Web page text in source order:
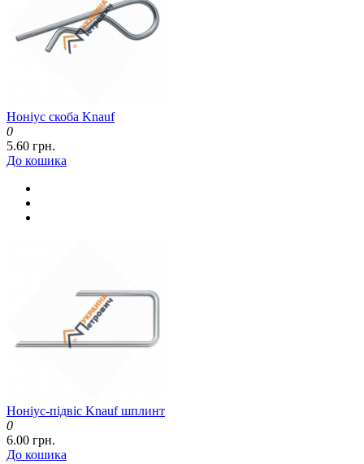
Ноніус скоба Knauf
0
5.60 грн.
До кошика
Ноніус-підвіс Knauf шплинт
0
6.00 грн.
До кошика